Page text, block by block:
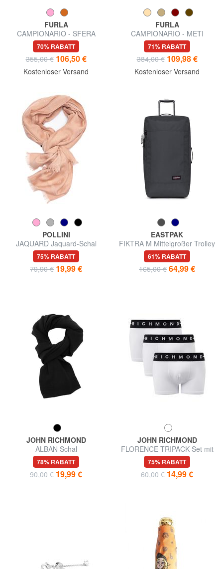
FURLA
CAMPIONARIO - SFERA
SOFT Umhängetasche
70% RABATT
355,00 € 106,50 €
Kostenloser Versand
FURLA
CAMPIONARIO - METI
Umhängetasche
71% RABATT
384,00 € 109,98 €
Kostenloser Versand
POLLINI
JAQUARD Jaquard-Schal
180X53
75% RABATT
79,90 € 19,99 €
EASTPAK
FIKTRA M Mittelgroßer Trolley
61% RABATT
165,00 € 64,99 €
JOHN RICHMOND
ALBAN Schal
78% RABATT
90,00 € 19,99 €
JOHN RICHMOND
FLORENCE TRIPACK Set mit
3 Boxershorts
75% RABATT
60,00 € 14,99 €